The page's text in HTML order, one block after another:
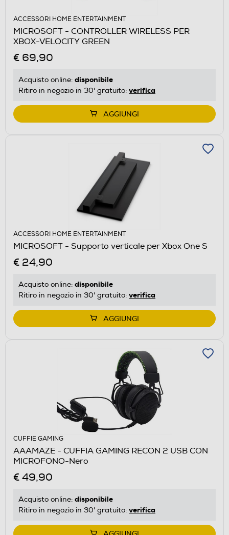
ACCESSORI HOME ENTERTAINMENT
MICROSOFT - CONTROLLER WIRELESS PER
XBOX-VELOCITY GREEN
€ 69,90
Acquisto online: disponibile
Ritiro in negozio in 30' gratuito: verifica
AGGIUNGI
ACCESSORI HOME ENTERTAINMENT
MICROSOFT - Supporto verticale per Xbox One S
€ 24,90
Acquisto online: disponibile
Ritiro in negozio in 30' gratuito: verifica
AGGIUNGI
CUFFIE GAMING
AAAMAZE - CUFFIA GAMING RECON 2 USB CON
MICROFONO-Nero
€ 49,90
Acquisto online: disponibile
Ritiro in negozio in 30' gratuito: verifica